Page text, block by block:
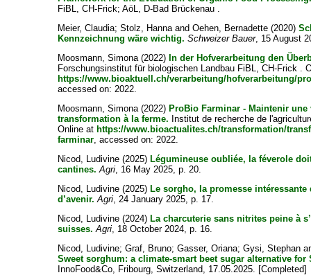
FiBL, CH-Frick; AöL, D-Bad Brückenau .
Meier, Claudia;Stolz, HannaandOehen, Bernadette (2020)
Kennzeichnung wäre wichtig. Schweizer Bauer, 15 August
Moosmann, Simona(2022) In der Hofverarbeitung den
Forschungsinstitut für biologischen Landbau FiBL, CH-Frick .
https://www.bioaktuell.ch/verarbeitung/hofverarbeitung/
accessed on: 2022.
Moosmann, Simona(2022) ProBio Farminar - Maintenir
transformation à la ferme. Institut de recherche de
Online at https://www.bioactualites.ch/transformation/
farminar, accessed on: 2022.
Nicod, Ludivine (2025) Légumineuse oubliée, la féverole
cantines. Agri, 16 May 2025, p. 20.
Nicod, Ludivine (2025) Le sorgho, la promesse
d’avenir. Agri, 24 January 2025, p. 17.
Nicod, Ludivine (2024) La charcuterie sans nitrites peine à
suisses. Agri, 18 October 2024, p. 16.
Nicod, Ludivine;Graf, Bruno;Gasser, Oriana;Gysi, Stephan
Sweet sorghum: a climate-smart beet sugar alternative for
InnoFood&Co, Fribourg, Switzerland, 17.05.2025. [Completed]